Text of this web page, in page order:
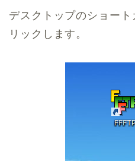
デスクトップのショー
リックします。